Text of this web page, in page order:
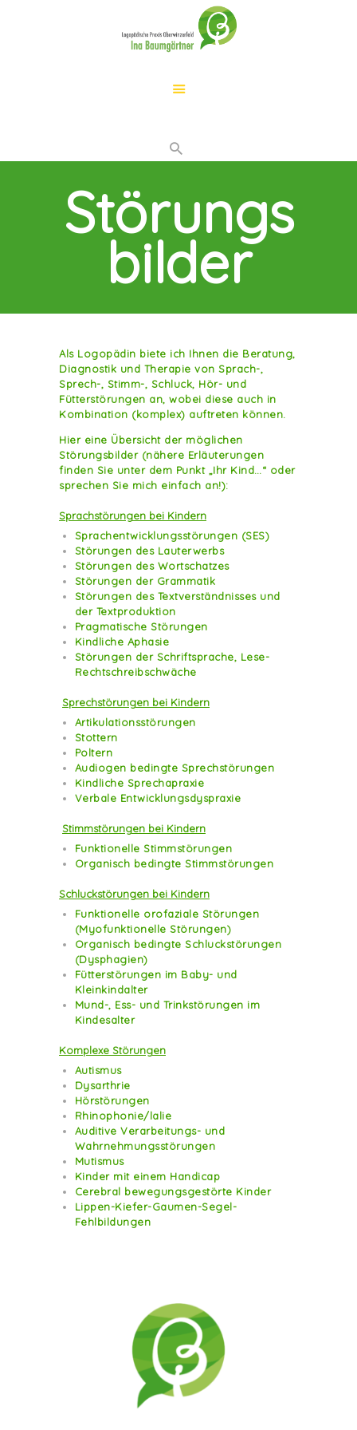
Störungs
bilder
DER WEG ZU MIR
ÜBER MICH
KONTAKT
Als Logopädin biete ich Ihnen die Beratung,
Diagnostik und Therapie von Sprach-,
Sprech-, Stimm-, Schluck, Hör- und
Fütterstörungen an, wobei diese auch in
Kombination (komplex) auftreten können.
Hier eine Übersicht der möglichen
Störungsbilder (nähere Erläuterungen
finden Sie unter dem Punkt „Ihr Kind…“ oder
sprechen Sie mich einfach an!):
Sprachstörungen bei Kindern
Sprachentwicklungsstörungen (SES)
Störungen des Lauterwerbs
Störungen des Wortschatzes
Störungen der Grammatik
Störungen des Textverständnisses und
der Textproduktion
Pragmatische Störungen
Kindliche Aphasie
Störungen der Schriftsprache, Lese-
Rechtschreibschwäche
Sprechstörungen bei Kindern
Artikulationsstörungen
Stottern
Poltern
Audiogen bedingte Sprechstörungen
Kindliche Sprechapraxie
Verbale Entwicklungsdyspraxie
Stimmstörungen bei Kindern
Funktionelle Stimmstörungen
Organisch bedingte Stimmstörungen
Schluckstörungen bei Kindern
Funktionelle orofaziale Störungen
(Myofunktionelle Störungen)
Organisch bedingte Schluckstörungen
(Dysphagien)
Fütterstörungen im Baby- und
Kleinkindalter
Mund-, Ess- und Trinkstörungen im
Kindesalter
Komplexe Störungen
Autismus
Dysarthrie
Hörstörungen
Rhinophonie/lalie
Auditive Verarbeitungs- und
Wahrnehmungsstörungen
Mutismus
Kinder mit einem Handicap
Cerebral bewegungsgestörte Kinder
Lippen-Kiefer-Gaumen-Segel-
Fehlbildungen